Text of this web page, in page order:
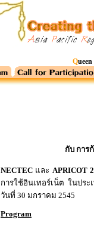
Queen
กับ การ
NECTEC และ APRICOT
การใช้อินเทอร์เน็ต ในปร
วันที่ 30 มกราคม 2545
Program